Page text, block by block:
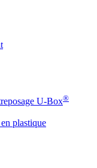
U-Box®
plastique